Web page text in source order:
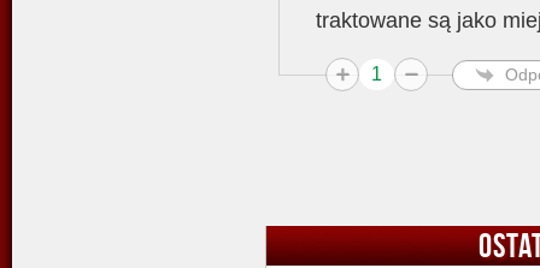
traktowane są jako
1